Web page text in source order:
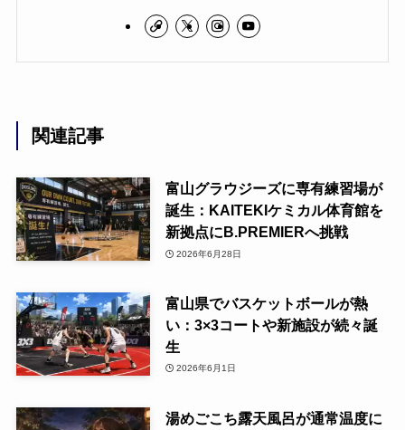
関連記事
富山グラウジーズに専有練習場が
誕生：KAITEKIケミカル体育館を
新拠点にB.PREMIERへ挑戦
2026年6月28日
富山県でバスケットボールが熱
い：3×3コートや新施設が続々誕
生
2026年6月1日
湯めごこち露天風呂が通常温度に